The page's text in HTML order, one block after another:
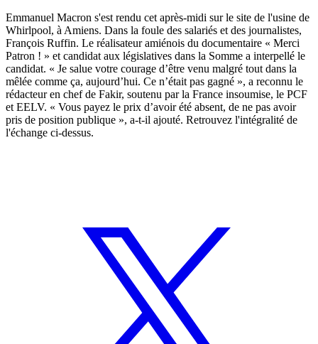
Emmanuel Macron s'est rendu cet après-midi sur le site de l'usine de
Whirlpool, à Amiens. Dans la foule des salariés et des journalistes,
François Ruffin. Le réalisateur amiénois du documentaire « Merci
Patron ! » et candidat aux législatives dans la Somme a interpellé le
candidat. « Je salue votre courage d’être venu malgré tout dans la
mêlée comme ça, aujourd’hui. Ce n’était pas gagné », a reconnu le
rédacteur en chef de Fakir, soutenu par la France insoumise, le PCF
et EELV. « Vous payez le prix d’avoir été absent, de ne pas avoir
pris de position publique », a-t-il ajouté. Retrouvez l'intégralité de
l'échange ci-dessus.